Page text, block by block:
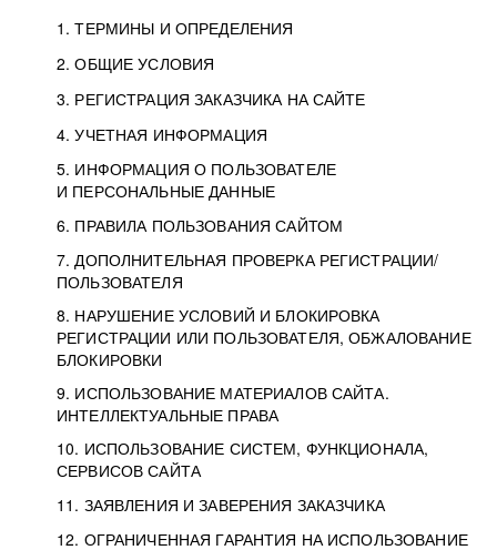
1. ТЕРМИНЫ И ОПРЕДЕЛЕНИЯ
2. ОБЩИЕ УСЛОВИЯ
3. РЕГИСТРАЦИЯ ЗАКАЗЧИКА НА САЙТЕ
4. УЧЕТНАЯ ИНФОРМАЦИЯ
5. ИНФОРМАЦИЯ О ПОЛЬЗОВАТЕЛЕ
И ПЕРСОНАЛЬНЫЕ ДАННЫЕ
6. ПРАВИЛА ПОЛЬЗОВАНИЯ САЙТОМ
7. ДОПОЛНИТЕЛЬНАЯ ПРОВЕРКА РЕГИСТРАЦИИ/
ПОЛЬЗОВАТЕЛЯ
8. НАРУШЕНИЕ УСЛОВИЙ И БЛОКИРОВКА
РЕГИСТРАЦИИ ИЛИ ПОЛЬЗОВАТЕЛЯ, ОБЖАЛОВАНИЕ
БЛОКИРОВКИ
9. ИСПОЛЬЗОВАНИЕ МАТЕРИАЛОВ САЙТА.
ИНТЕЛЛЕКТУАЛЬНЫЕ ПРАВА
10. ИСПОЛЬЗОВАНИЕ СИСТЕМ, ФУНКЦИОНАЛА,
СЕРВИСОВ САЙТА
11. ЗАЯВЛЕНИЯ И ЗАВЕРЕНИЯ ЗАКАЗЧИКА
12. ОГРАНИЧЕННАЯ ГАРАНТИЯ НА ИСПОЛЬЗОВАНИЕ